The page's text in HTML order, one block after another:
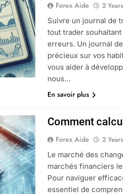
Forex Aide 2
Suivre un journal de
tout trader
erreurs. Un journal
précieux sur vos
vous aider à
nous…
En savoir plus
Comment
Forex Aide 2
Le marché des
marchés financiers
Pour naviguer
essentiel de